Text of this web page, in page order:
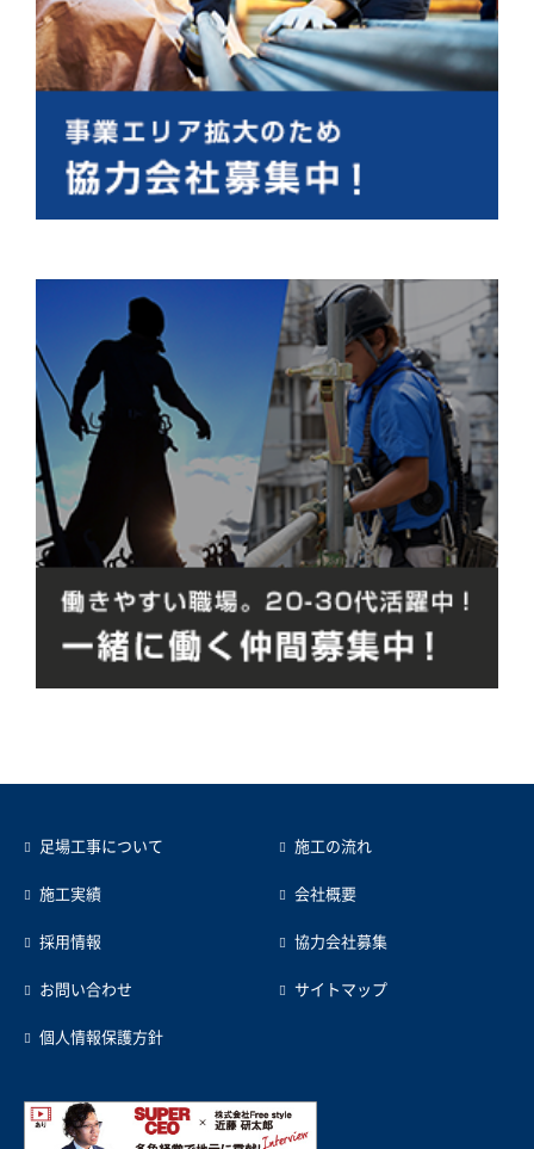
足場工事について 施工の流れ
施工実績 会社概要
採用情報 協力会社募集
お問い合わせ サイトマップ
個人情報保護方針